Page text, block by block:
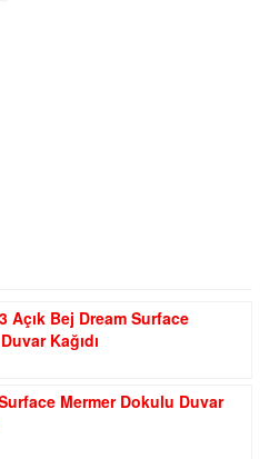
Açık Bej Dream Surface
Kağıdı
Mermer Dokulu Duvar